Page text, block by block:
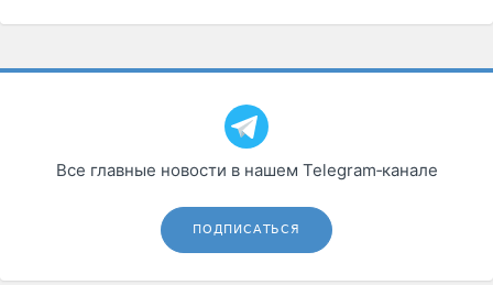
Все главные новости в нашем Telegram‑канале
ПОДПИСАТЬСЯ